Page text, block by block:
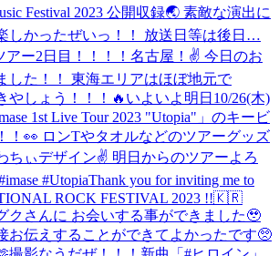
Festival 2023 公開収録🌏 素敵な演出に
しかったぜいっ！！ 放送日等は後日…
アー2日目！！！！名古屋！✌️ 今日のお
した！！ 東海エリアはほぼ地元で
やしょう！！！🔥 いよいよ明日10/26(木)
1st Live Tour 2023 "Utopia"」のキービ
！👀 ロンTやタオルなどのツアーグッズ
ちぃデザイン✌ 明日からのツアーよろ
#UtopiaThank you for inviting me to
ROCK FESTIVAL 2023 !!🇰🇷
クさんに お会いする事ができました🥹
お伝えすることができてよかったです🥺